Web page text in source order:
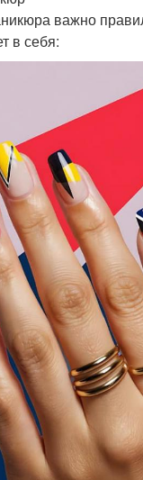
важно
в себя: